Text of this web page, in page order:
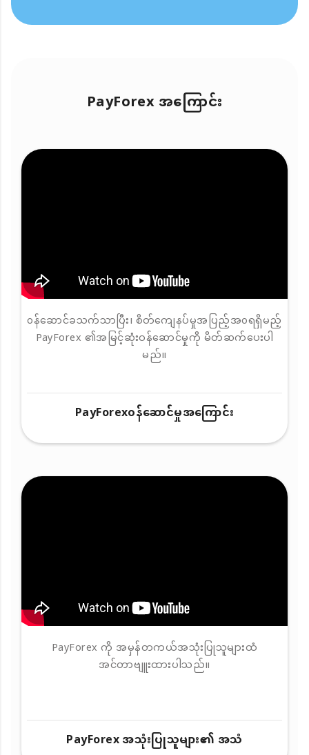
PayForex အကြောင်း
၀န်ဆောင်ခသက်သာပြီး၊ စိတ်ကျေနပ်မှုအပြည့်အ၀ရရှိမည့်
PayForex ၏အမြင့်ဆုံးဝန်ဆောင်မှုကို မိတ်ဆက်ပေးပါ
မည်။
PayForex၀န်ဆောင်မှုအကြောင်း
PayForex ကို အမှန်တကယ်အသုံးပြုသူများထံ
အင်တာဗျူးထားပါသည်။
PayForex အသုံးပြုသူများ၏ အသံ